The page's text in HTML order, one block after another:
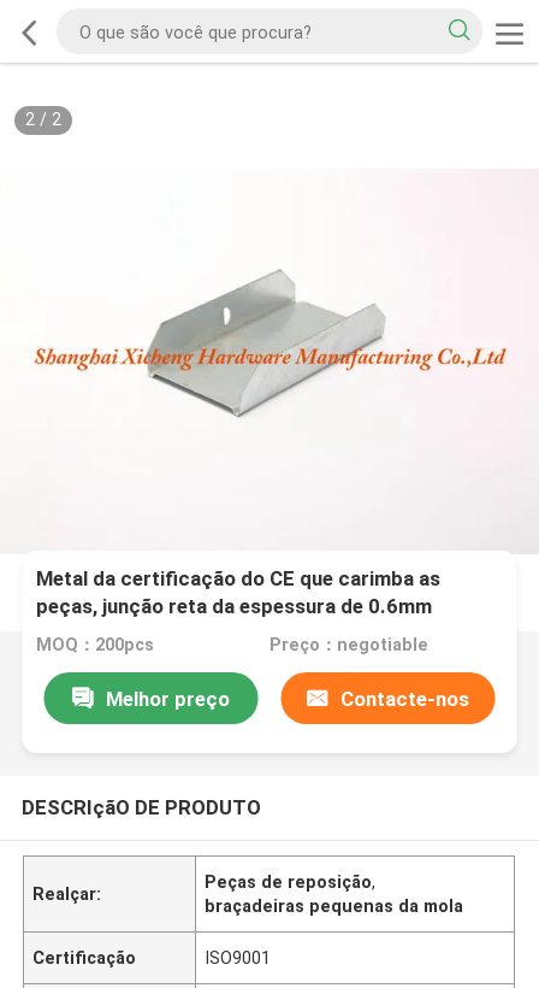
2/ 2
Metal da certificação do CE que carimba as
peças, junção reta da espessura de 0.6mm
MOQ：200pcs Preço：negotiable
Melhor preço Contacte-nos
DESCRIçãO DE PRODUTO
Realçar:
Peças de reposição,
braçadeiras pequenas da mola
Certificação ISO9001